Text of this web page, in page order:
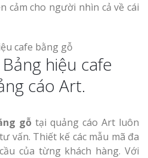
cảm cho người nhìn cả về cái
hiệu cafe
cáo Art.
gỗ tại quảng cáo Art luôn
vấn. Thiết kế các mẫu mã đa
của từng khách hàng. Với